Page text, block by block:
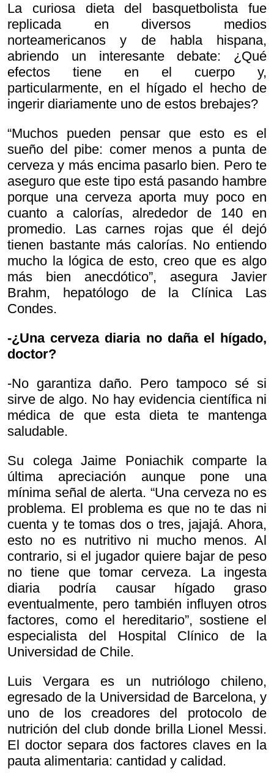
La curiosa dieta del basquetbolista fue
replicada en diversos medios
norteamericanos y de habla hispana,
abriendo un interesante debate: ¿Qué
efectos tiene en el cuerpo y,
particularmente, en el hígado el hecho de
ingerir diariamente uno de estos brebajes?
“Muchos pueden pensar que esto es el
sueño del pibe: comer menos a punta de
cerveza y más encima pasarlo bien. Pero te
aseguro que este tipo está pasando hambre
porque una cerveza aporta muy poco en
cuanto a calorías, alrededor de 140 en
promedio. Las carnes rojas que él dejó
tienen bastante más calorías. No entiendo
mucho la lógica de esto, creo que es algo
más bien anecdótico”, asegura Javier
Brahm, hepatólogo de la Clínica Las
Condes.
-¿Una cerveza diaria no daña el hígado,
doctor?
-No garantiza daño. Pero tampoco sé si
sirve de algo. No hay evidencia científica ni
médica de que esta dieta te mantenga
saludable.
Su colega Jaime Poniachik comparte la
última apreciación aunque pone una
mínima señal de alerta. “Una cerveza no es
problema. El problema es que no te das ni
cuenta y te tomas dos o tres, jajajá. Ahora,
esto no es nutritivo ni mucho menos. Al
contrario, si el jugador quiere bajar de peso
no tiene que tomar cerveza. La ingesta
diaria podría causar hígado graso
eventualmente, pero también influyen otros
factores, como el hereditario”, sostiene el
especialista del Hospital Clínico de la
Universidad de Chile.
Luis Vergara es un nutriólogo chileno,
egresado de la Universidad de Barcelona, y
uno de los creadores del protocolo de
nutrición del club donde brilla Lionel Messi.
El doctor separa dos factores claves en la
pauta alimentaria: cantidad y calidad.